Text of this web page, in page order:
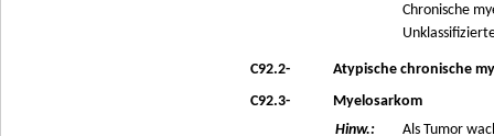
Chronische
C92.2-
Atypische chronische
C92.3-
Myelosarkom
Hinw.:
Als Tumor